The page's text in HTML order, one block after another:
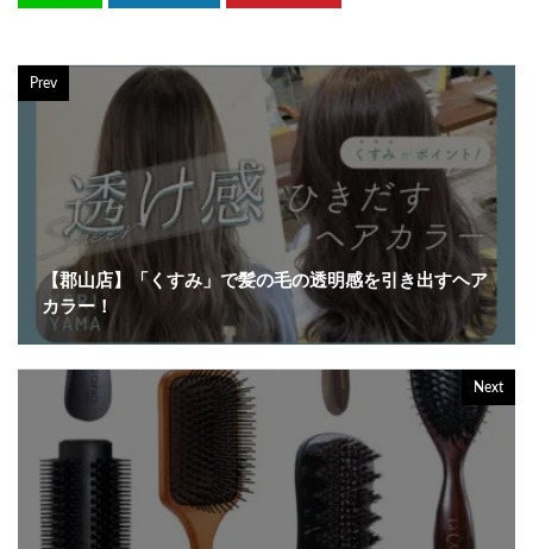
Prev
【郡山店】「くすみ」で髪の毛の透明感を引き出すヘア
カラー！
Next